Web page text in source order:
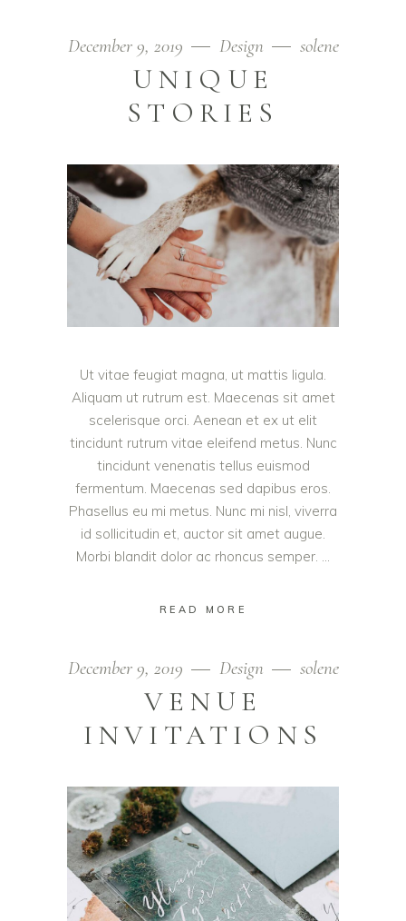
December 9, 2019 Design solene
UNIQUE
STORIES
Ut vitae feugiat magna, ut mattis ligula.
Aliquam ut rutrum est. Maecenas sit amet
scelerisque orci. Aenean et ex ut elit
tincidunt rutrum vitae eleifend metus. Nunc
tincidunt venenatis tellus euismod
fermentum. Maecenas sed dapibus eros.
Phasellus eu mi metus. Nunc mi nisl, viverra
id sollicitudin et, auctor sit amet augue.
Morbi blandit dolor ac rhoncus semper.
READ MORE
December 9, 2019 Design solene
VENUE
INVITATIONS